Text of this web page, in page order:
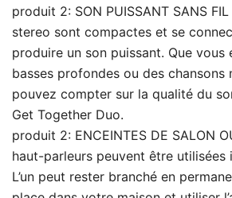
produit 2: SON PUISSANT SANS
stereo sont compactes et se
produire un son puissant. Que vous
basses profondes ou des chansons
pouvez compter sur la qualité du
Get Together Duo.
produit 2: ENCEINTES DE SALON
haut-parleurs peuvent être utilisées
L’un peut rester branché en